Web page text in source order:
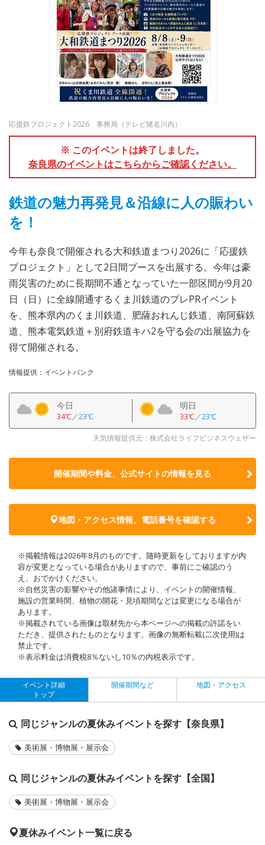
応援鉄プロジェクト2026 事務局（テレビ猪名川内）
※ このイベントは終了しました。
奈良県のイベントはこちらからご確認ください。
鉄道の魅力再発見＆沿線に人の賑わい
を！
今年も奈良で開催される大和鉄道まつり2026に「応援鉄
プロジェクト」として2日間ブースを出展する。今年は豪
雨災害のために長期間不通となっていた一部区間が9月20
日（日）に全線開通するくま川鉄道のプレPRイベント
を、熊本県内のくま川鉄道、肥薩おれんじ鉄道、南阿蘇鉄
道、熊本電気鉄道＋別府鉄道キハ2を守る会の出展協力を
得て開催される。
情報提供：イベントバンク
今日
34℃／23℃
明日
33℃／23℃
天気情報提供元：株式会社ライフビジネスウェザー
開催期間や料金、公式サイトの情報を見る
地図・アクセス情報、電話番号を確認する
※掲載情報は2026年8月のものです。随時更新をしておりますが内
容が変更となっている場合がありますので、事前にご確認のう
え、おでかけください。
※自然災害の影響やその他諸事情により、イベントの開催情報、
施設の営業時間、植物の開花・見頃期間などは変更になる場合が
あります。
※掲載されている画像は取材先から本ページへの掲載の許諾をい
ただき、提供されたものとなります。画像の無断転載(二次使用)は
禁止です。
※表示料金は消費税8％ないし10％の内税表示です。
イベント詳細
トップ
開催期間など 地図・アクセス
同じジャンルの夏休みイベントを探す【奈良県】
美術展・博物展・展示会
同じジャンルの夏休みイベントを探す【全国】
美術展・博物展・展示会
夏休みイベント一覧に戻る